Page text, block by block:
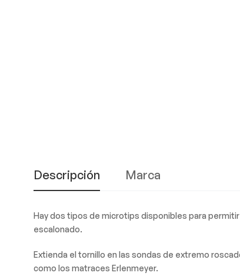
Descripción Marca
Hay dos tipos de microtips disponibles para
escalonado.
Extienda el tornillo en las sondas de extremo
como los matraces Erlenmeyer.